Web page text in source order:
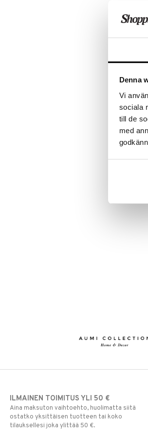
Denna
Vi
sociala
till de
med
BioLiten
pystyy
grillisi alla
Mitat:
ILMAINEN TOIMITUS YLI 50 €
Aina maksuton vaihtoehto, huolimatta siitä
ostatko yksittäisen tuotteen tai koko
tilauksellesi joka ylittää 50 €.